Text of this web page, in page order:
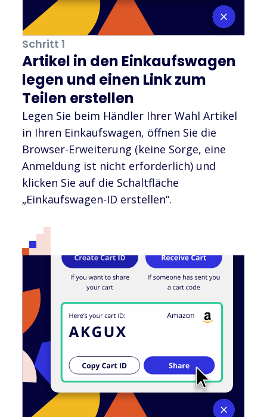
Schritt 1
Artikel in den Einkaufswagen
legen und einen Link zum
Teilen erstellen
Legen Sie beim Händler Ihrer Wahl Artikel
in Ihren Einkaufswagen, öffnen Sie die
Browser-Erweiterung (keine Sorge, eine
Anmeldung ist nicht erforderlich) und
klicken Sie auf die Schaltfläche
„Einkaufswagen-ID erstellen“.